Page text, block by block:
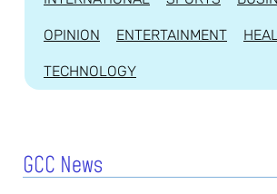
OPINION ENTERTAINMENT
TECHNOLOGY
GCC News